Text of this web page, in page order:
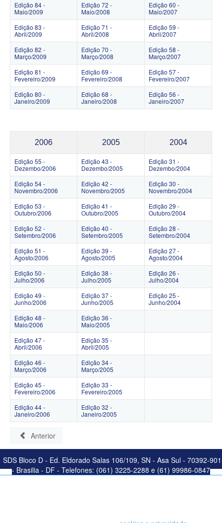
Edição 84 -
Maio/2009
Edição 72 -
Maio/2008
Edição 60 -
Maio/2007
Edição 83 -
Abril/2009
Edição 71 -
Abril/2008
Edição 59 -
Abril/2007
Edição 82 -
Março/2009
Edição 70 -
Março/2008
Edição 58 -
Março/2007
Edição 81 -
Fevereiro/2009
Edição 69 -
Fevereiro/2008
Edição 57 -
Fevereiro/2007
Edição 80 -
Janeiro/2009
Edição 68 -
Janeiro/2008
Edição 56 -
Janeiro/2007
2006 2005 2004
Edição 55 -
Dezembo/2006
Edição 43 -
Dezembo/2005
Edição 31 -
Dezembo/2004
Edição 54 -
Novembro/2006
Edição 42 -
Novembro/2005
Edição 30 -
Novembro/2004
Edição 53 -
Outubro/2006
Edição 41 -
Outubro/2005
Edição 29 -
Outubro/2004
Edição 52 -
Setembro/2006
Edição 40 -
Setembro/2005
Edição 28 -
Setembro/2004
Edição 51 -
Agosto/2006
Edição 39 -
Agosto/2005
Edição 27 -
Agosto/2004
Edição 50 -
Julho/2006
Edição 38 -
Julho/2005
Edição 26 -
Julho/2004
Edição 49 -
Junho/2006
Edição 37 -
Junho/2005
Edição 25 -
Junho/2004
Edição 48 -
Maio/2006
Edição 36 -
Maio/2005
Edição 47 -
Abril/2006
Edição 35 -
Abril/2005
Edição 46 -
Março/2006
Edição 34 -
Março/2005
Edição 45 -
Fevereiro/2006
Edição 33 -
Fevereiro/2005
Edição 44 -
Janeiro/2006
Edição 32 -
Janeiro/2005
Anterior
SDS Bloco D - Ed. Eldorado Salas 106/109, SN - Asa Sul - 70392-901
- Brasilia - DF - Telefones: (061) 3225-2288 e (61) 99986-0847